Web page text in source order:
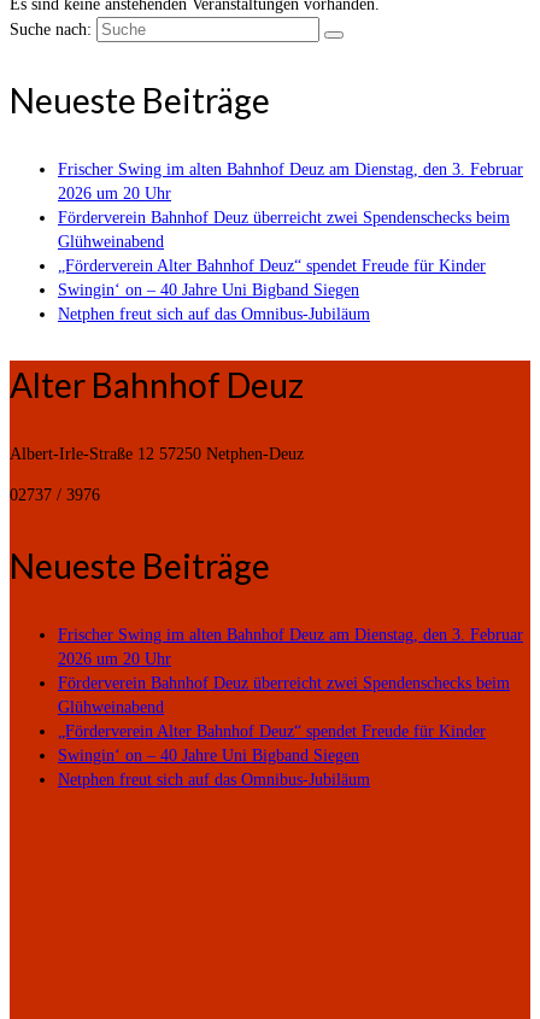
Es sind keine anstehenden Veranstaltungen vorhanden.
Suche nach:
Neueste Beiträge
Frischer Swing im alten Bahnhof Deuz am Dienstag, den 3. Februar
2026 um 20 Uhr
Förderverein Bahnhof Deuz überreicht zwei Spendenschecks beim
Glühweinabend
„Förderverein Alter Bahnhof Deuz“ spendet Freude für Kinder
Swingin‘ on – 40 Jahre Uni Bigband Siegen
Netphen freut sich auf das Omnibus-Jubiläum
Alter Bahnhof Deuz
Albert-Irle-Straße 12 57250 Netphen-Deuz
02737 / 3976
Neueste Beiträge
Frischer Swing im alten Bahnhof Deuz am Dienstag, den 3. Februar
2026 um 20 Uhr
Förderverein Bahnhof Deuz überreicht zwei Spendenschecks beim
Glühweinabend
„Förderverein Alter Bahnhof Deuz“ spendet Freude für Kinder
Swingin‘ on – 40 Jahre Uni Bigband Siegen
Netphen freut sich auf das Omnibus-Jubiläum